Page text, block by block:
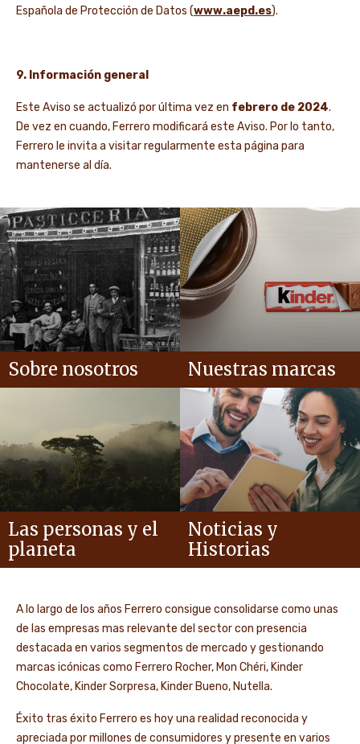
Española de Protección de Datos (www.aepd.es).
9. Información general
Este Aviso se actualizó por última vez en febrero de 2024.
De vez en cuando, Ferrero modificará este Aviso. Por lo tanto,
Ferrero le invita a visitar regularmente esta página para
mantenerse al día.
Sobre nosotros Nuestras marcas
Las personas y el
planeta
Noticias y
Historias
A lo largo de los años Ferrero consigue consolidarse como unas
de las empresas mas relevante del sector con presencia
destacada en varios segmentos de mercado y gestionando
marcas icónicas como Ferrero Rocher, Mon Chéri, Kinder
Chocolate, Kinder Sorpresa, Kinder Bueno, Nutella.
Éxito tras éxito Ferrero es hoy una realidad reconocida y
apreciada por millones de consumidores y presente en varios